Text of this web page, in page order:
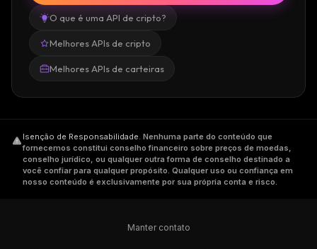
O que é uma API de cripto?
Melhores APIs de cripto
Melhores APIs de carteiras
Isenção de Responsabilidade. Nenhuma parte do conteúdo que
fornecemos constitui conselho financeiro sobre preços de moedas,
conselho jurídico, ou qualquer outra forma de conselho destinado a
você confiar para qualquer propósito. Qualquer uso ou confiança em
nosso conteúdo é exclusivamente por sua própria conta e risco.
Manter contato